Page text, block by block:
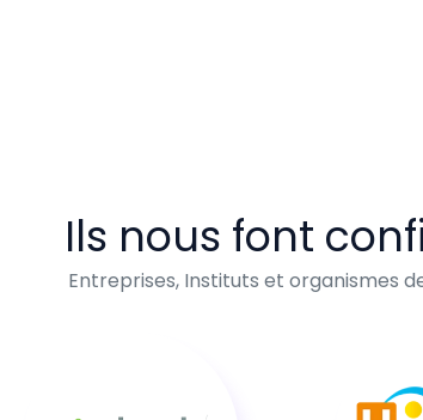
Ils nous font
Entreprises, Instituts et organismes